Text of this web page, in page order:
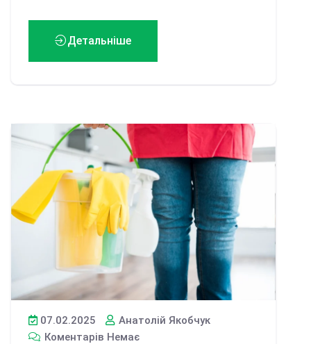
Детальніше
07.02.2025
Анатолій Якобчук
Коментарів Немає